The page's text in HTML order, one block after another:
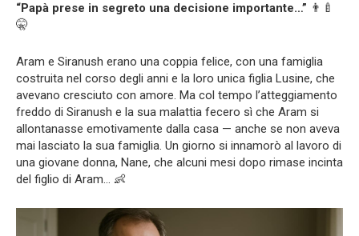
“Papà prese in segreto una decisione importante…” 👨‍🍼
🤫
Aram e Siranush erano una coppia felice, con una famiglia
costruita nel corso degli anni e la loro unica figlia Lusine, che
avevano cresciuto con amore. Ma col tempo l’atteggiamento
freddo di Siranush e la sua malattia fecero sì che Aram si
allontanasse emotivamente dalla casa — anche se non aveva
mai lasciato la sua famiglia. Un giorno si innamorò al lavoro di
una giovane donna, Nane, che alcuni mesi dopo rimase incinta
del figlio di Aram… 👶